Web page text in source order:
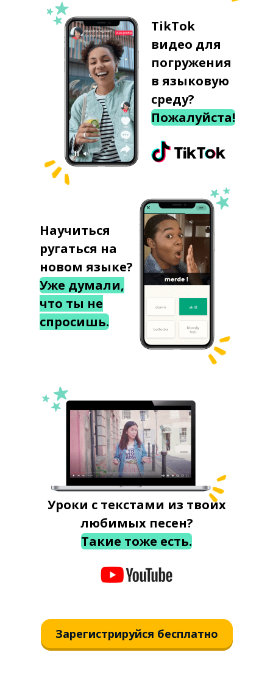
TikTok
видео для
погружения
в языковую
среду?
Пожалуйста!
Научиться
ругаться на
новом языке?
Уже думали,
что ты не
спросишь.
Уроки с текстами из твоих
любимых песен?
Такие тоже есть.
Зарегистрируйся бесплатно